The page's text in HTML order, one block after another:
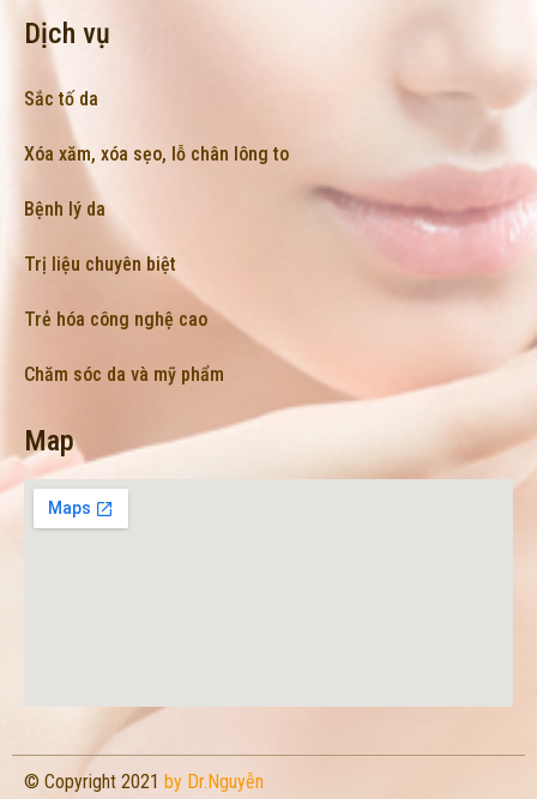
Dịch vụ
Sắc tố da
Xóa xăm, xóa sẹo, lỗ chân lông to
Bệnh lý da
Trị liệu chuyên biệt
Trẻ hóa công nghệ cao
Chăm sóc da và mỹ phẩm
Map
© Copyright 2021 by Dr.Nguyễn